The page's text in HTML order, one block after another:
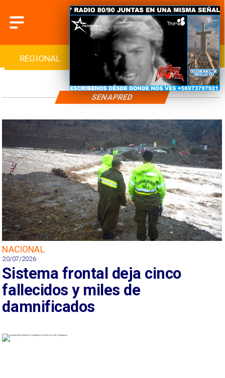
REGIONAL INTERNACIONAL DEPORTES
NACIONAL
20/07/2026
Sistema frontal deja cinco
fallecidos y miles de
damnificados
SENAPRED